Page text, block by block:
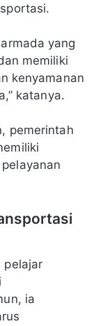
yang
memiliki
kenyamanan
katanya.
pemerintah
pelajar
ia